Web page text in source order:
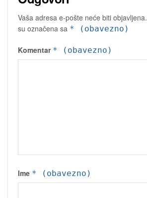
Vaša adresa e-pošte neće biti objavljena.
su označena sa * (obavezno)
Komentar * (obavezno)
Ime * (obavezno)